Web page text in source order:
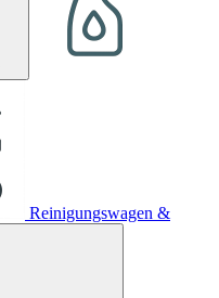
Reinigungswagen &